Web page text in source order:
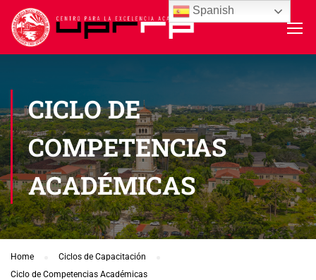
CICLO DE
COMPETENCIAS
ACADÉMICAS
Home
Ciclos de Capacitación
Ciclo de Competencias Académicas
Spanish